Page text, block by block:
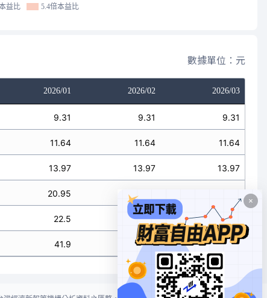
益比 5.4倍本益比
數據單位：元
2026/01 2026/02 2026/03
9.31 9.31 9.31
11.64 11.64 11.64
13.97 13.97 13.97
20.95 20.95
22.5 22.5 22.5
41.9 41.9 41.9